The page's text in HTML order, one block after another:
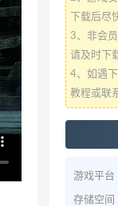
下载后尽
3、非会
请及时下
4、如遇
教程或联
游戏平台
存储空间